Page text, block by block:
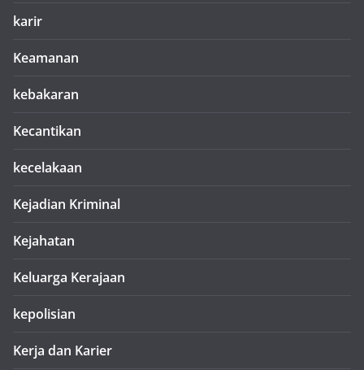
karir
Keamanan
kebakaran
Kecantikan
kecelakaan
Kejadian Kriminal
Kejahatan
Keluarga Kerajaan
kepolisian
Kerja dan Karier